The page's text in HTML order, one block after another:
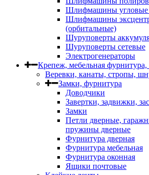
Шлифмашины угловые
Шлифмашины
(орбитальные)
Шуруповерты
Шуруповерты сетевые
Электрогенераторы
Крепеж, мебельная
Веревки, канаты, стропы,
Замки, фурнитура
Доводчики
Завертки, задвижки,
Замки
Петли дверные,
пружины дверные
Фурнитура дверная
Фурнитура мебельная
Фурнитура оконная
Ящики почтовые